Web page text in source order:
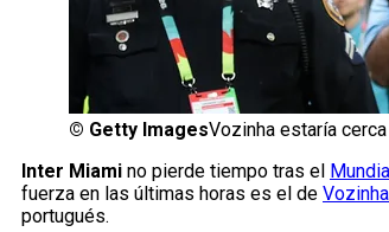
© Getty ImagesVozinha estaría
Inter Miami no pierde tiempo tras el
fuerza en las últimas horas es el de Vozinha
portugués.